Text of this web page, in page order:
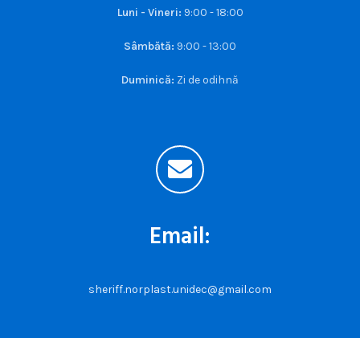
Luni - Vineri: 9:00 - 18:00
Sâmbătă: 9:00 - 13:00
Duminică: Zi de odihnă
Email:
sheriff.norplast.unidec@gmail.com